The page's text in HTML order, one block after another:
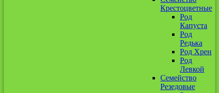
Крестоцветные
Род
Капуста
Род
Редька
Род Хрен
Род
Левкой
Семейство
Резедовые